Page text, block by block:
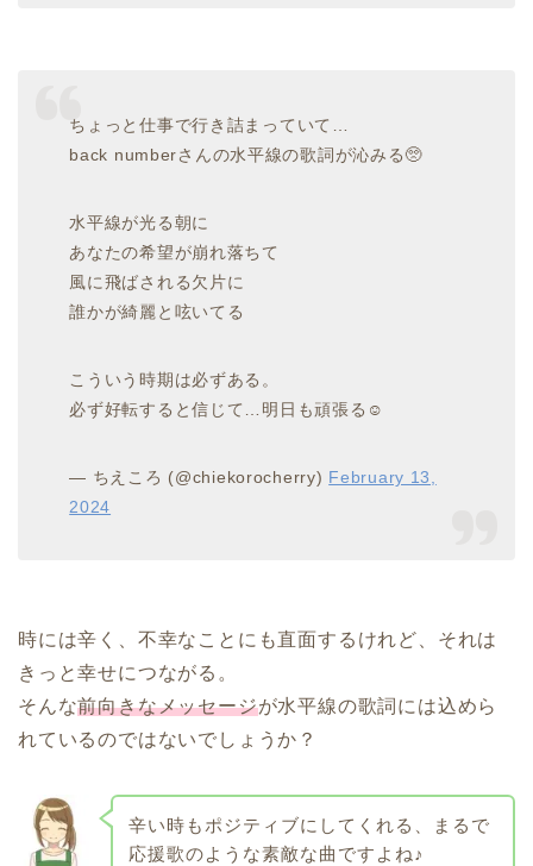
ちょっと仕事で行き詰まっていて…
back numberさんの水平線の歌詞が沁みる🥺
水平線が光る朝に
あなたの希望が崩れ落ちて
風に飛ばされる欠片に
誰かが綺麗と呟いてる
こういう時期は必ずある。
必ず好転すると信じて…明日も頑張る☺️
— ちえころ (@chiekorocherry) February 13,
2024
時には辛く、不幸なことにも直面するけれど、それは
きっと幸せにつながる。
そんな前向きなメッセージが水平線の歌詞には込めら
れているのではないでしょうか？
辛い時もポジティブにしてくれる、まるで
応援歌のような素敵な曲ですよね♪